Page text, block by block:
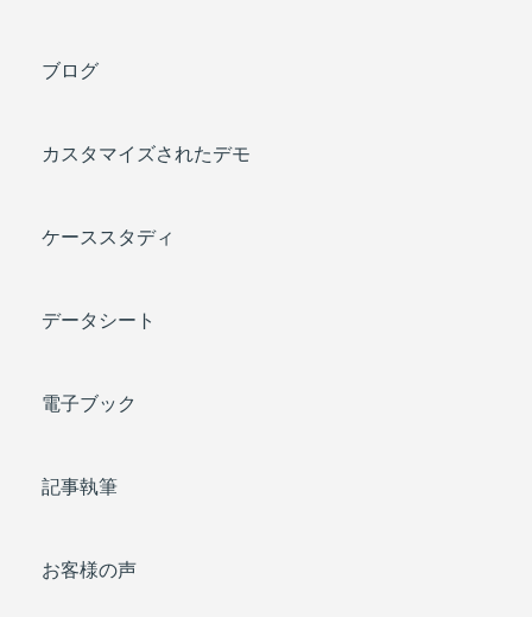
ブログ
カスタマイズされたデモ
ケーススタディ
データシート
電子ブック
記事執筆
お客様の声